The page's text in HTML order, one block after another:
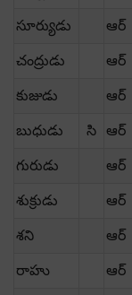
సూర్యుడు ఆర్
చంద్రుడు ఆర్
కుజుడు ఆర్
బుధుడు సి ఆర్
గురుడు ఆర్
శుక్రుడు ఆర్
శని ఆర్
రాహు ఆర్